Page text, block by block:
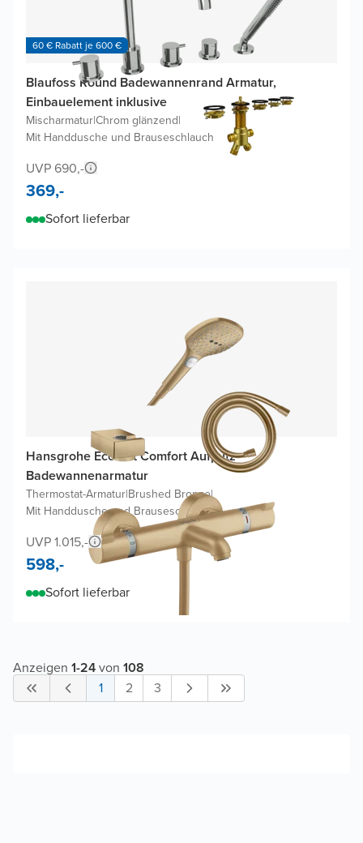
60 € Rabatt je 600 €
Blaufoss Round Badewannenrand Armatur,
Einbauelement inklusive
Mischarmatur|Chrom glänzend|
Mit Handdusche und Brauseschlauch
UVP 690,-
369,-
Sofort lieferbar
Hansgrohe Ecostat Comfort Aufputz-
Badewannenarmatur
Thermostat-Armatur|Brushed Bronze|
Mit Handdusche und Brauseschlauch
UVP 1.015,-
598,-
Sofort lieferbar
Anzeigen 1-24von 108
1
2 3